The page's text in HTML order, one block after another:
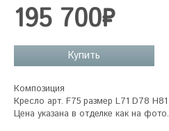
195 700₽
Купить
Композиция
Кресло арт. F75 размер L71 D78 H81
Цена указана в отделке как на фото.